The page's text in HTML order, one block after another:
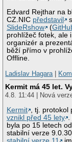
Edvard Rejthar na
CZ.NIC představil
SlideRshow
(
prohlížeč fotek, ale
organizér a
běží přímo v
Offline.
Ladislav Hagara |
Kermit má 45 let.
4.8. 11:44 | Nová
Kermit , tj. protokol
vznikl před 45 lety .
byla po 15 letech
stabilní verze